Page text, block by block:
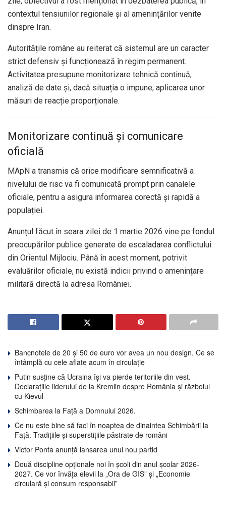
contextul tensiunilor regionale și al amenințărilor venite
dinspre Iran.
Autoritățile române au reiterat că sistemul are un caracter
strict defensiv și funcționează în regim permanent.
Activitatea presupune monitorizare tehnică continuă,
analiză de date și, dacă situația o impune, aplicarea unor
măsuri de reacție proporționale.
Monitorizare continuă și comunicare
oficială
MApN a transmis că orice modificare semnificativă a
nivelului de risc va fi comunicată prompt prin canalele
oficiale, pentru a asigura informarea corectă și rapidă a
populației.
Anunțul făcut în seara zilei de 1 martie 2026 vine pe fondul
preocupărilor publice generate de escaladarea conflictului
din Orientul Mijlociu. Până în acest moment, potrivit
evaluărilor oficiale, nu există indicii privind o amenințare
militară directă la adresa României.
Bancnotele de 20 și 50 de euro vor avea un nou design. Ce se
întâmplă cu cele aflate acum în circulație
Putin susține că Ucraina își va pierde teritoriile din vest.
Declarațiile liderului de la Kremlin despre România și războiul
cu Kievul
Schimbarea la Față a Domnului 2026.
Ce nu este bine să faci în noaptea de dinaintea Schimbării la
Față. Tradițiile și superstițiile păstrate de români
Victor Ponta anunță lansarea unui nou partid
Două discipline opționale noi în școli din anul școlar 2026-
2027. Ce vor învăța elevii la „Ora de GIS” și „Economie
circulară și consum responsabil”